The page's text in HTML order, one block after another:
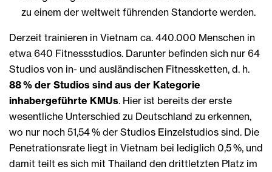
zu einem der weltweit führenden Standorte werden.
Derzeit trainieren in Vietnam ca. 440.000 Menschen in
etwa 640 Fitnessstudios. Darunter befinden sich nur 64
Studios von in- und ausländischen Fitnessketten, d. h.
88 % der Studios sind aus der Kategorie
inhabergeführte KMUs. Hier ist bereits der erste
wesentliche Unterschied zu Deutschland zu erkennen,
wo nur noch 51,54 % der Studios Einzelstudios sind. Die
Penetrationsrate liegt in Vietnam bei lediglich 0,5 %, und
damit teilt es sich mit Thailand den drittletzten Platz im